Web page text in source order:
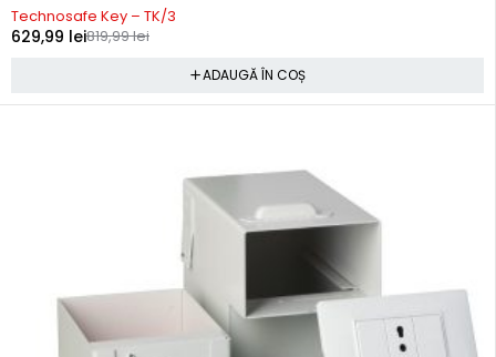
Technosafe Key – TK/3
819,99lei
629,99 lei
ADAUGĂ ÎN COȘ